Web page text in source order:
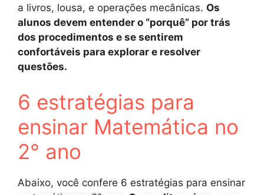
a livros, lousa, e operações mecânicas. Os
alunos devem entender o “porquê” por trás
dos procedimentos e se sentirem
confortáveis para explorar e resolver
questões.
6 estratégias para
ensinar Matemática no
2° ano
Abaixo, você confere 6 estratégias para ensinar